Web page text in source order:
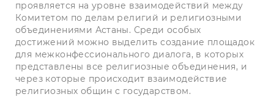
проявляется на уровне взаимодействий между
Комитетом по делам религий и религиозными
объединениями Астаны. Среди особых
достижений можно выделить создание площадок
для межконфессионального диалога, в которых
представлены все религиозные объединения, и
через которые происходит взаимодействие
религиозных общин с государством.